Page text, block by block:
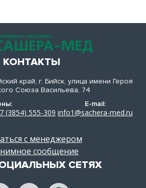
КОНТАКТЫ
край, г. Бийск, улица имени Героя
Союза Васильева, 74
(3854) 555-309
E-mail:
info1@sachera-med.ru
с менеджером
сообщение
СЕТЯХ